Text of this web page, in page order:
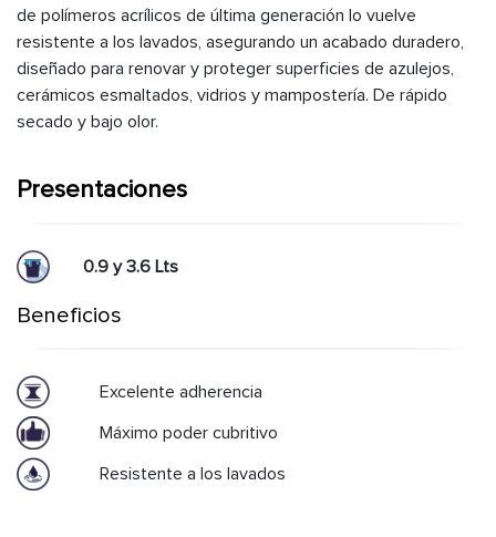
de polímeros acrílicos de última generación lo vuelve
resistente a los lavados, asegurando un acabado duradero,
diseñado para renovar y proteger superficies de azulejos,
cerámicos esmaltados, vidrios y mampostería. De rápido
secado y bajo olor.
Presentaciones
0.9 y 3.6 Lts
Beneficios
Excelente adherencia
Máximo poder cubritivo
Resistente a los lavados